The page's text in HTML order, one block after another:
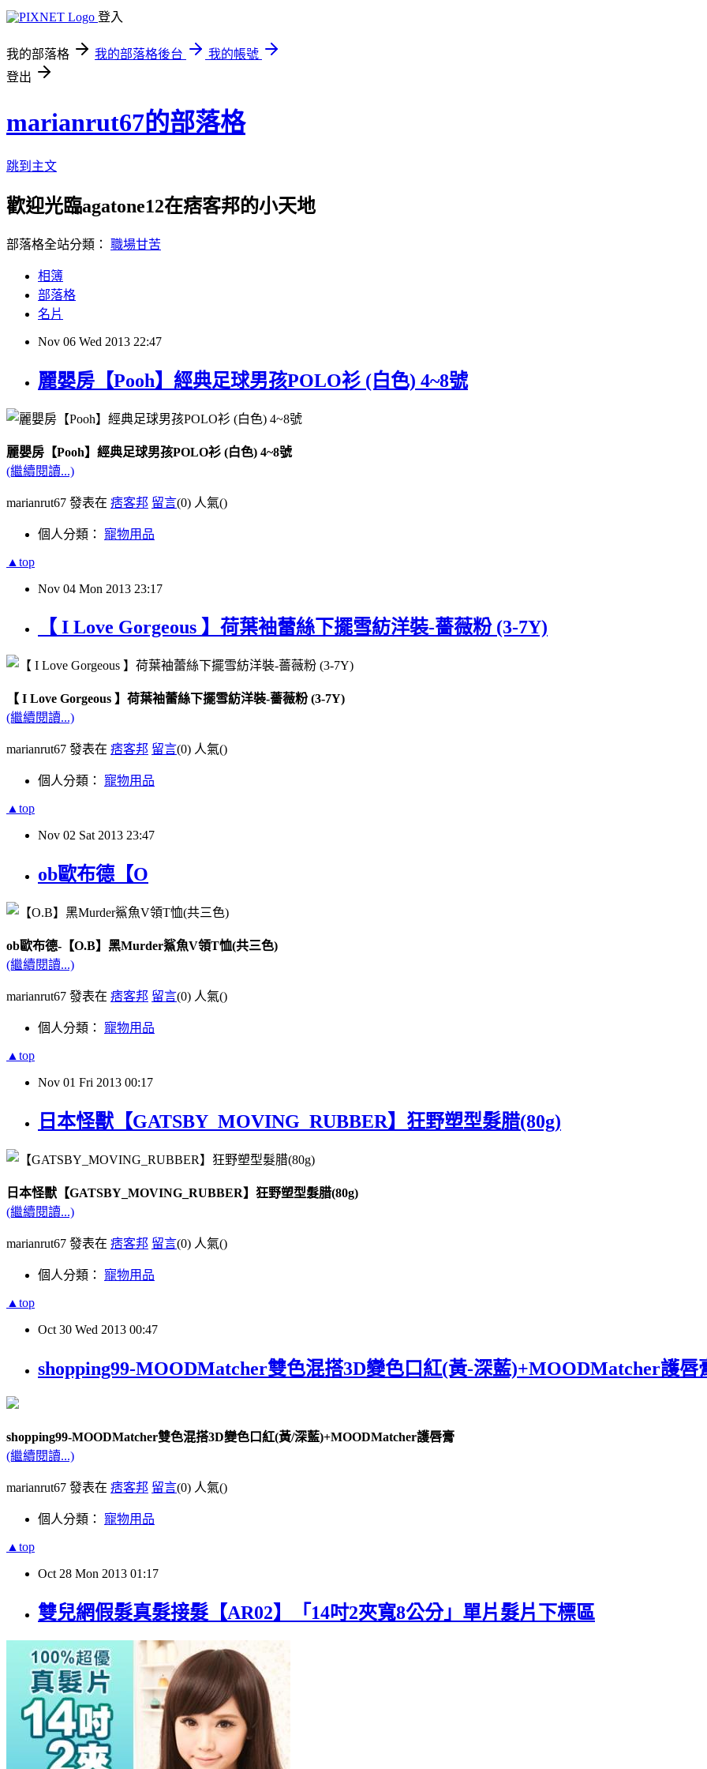
登入
我的部落格 我的部落格後台
我的帳號
登出
marianrut67的部落格
跳到主文
歡迎光臨agatone12在痞客邦的小天地
部落格全站分類： 職場甘苦
相簿
部落格
名片
Nov 06 Wed 2013 22:47
麗嬰房【Pooh】經典足球男孩POLO衫 (白色) 4~8號
麗嬰房【Pooh】經典足球男孩POLO衫 (白色) 4~8號
(繼續閱讀...)
marianrut67 發表在 痞客邦 留言(0) 人氣()
個人分類： 寵物用品
▲top
Nov 04 Mon 2013 23:17
【 I Love Gorgeous 】荷葉袖蕾絲下擺雪紡洋裝-薔薇粉 (3-7Y)
【 I Love Gorgeous 】荷葉袖蕾絲下擺雪紡洋裝-薔薇粉 (3-7Y)
(繼續閱讀...)
marianrut67 發表在 痞客邦 留言(0) 人氣()
個人分類： 寵物用品
▲top
Nov 02 Sat 2013 23:47
ob歐布德【O
ob歐布德-【O.B】黑Murder鯊魚V領T恤(共三色)
(繼續閱讀...)
marianrut67 發表在 痞客邦 留言(0) 人氣()
個人分類： 寵物用品
▲top
Nov 01 Fri 2013 00:17
日本怪獸【GATSBY_MOVING_RUBBER】狂野塑型髮腊(80g)
日本怪獸【GATSBY_MOVING_RUBBER】狂野塑型髮腊(80g)
(繼續閱讀...)
marianrut67 發表在 痞客邦 留言(0) 人氣()
個人分類： 寵物用品
▲top
Oct 30 Wed 2013 00:47
shopping99-MOODMatcher雙色混搭3D變色口紅(黃-深藍)+MOODMatcher護唇
shopping99-MOODMatcher雙色混搭3D變色口紅(黃/深藍)+MOODMatcher護唇膏
(繼續閱讀...)
marianrut67 發表在 痞客邦 留言(0) 人氣()
個人分類： 寵物用品
▲top
Oct 28 Mon 2013 01:17
雙兒網假髮真髮接髮【AR02】「14吋2夾寬8公分」單片髮片下標區